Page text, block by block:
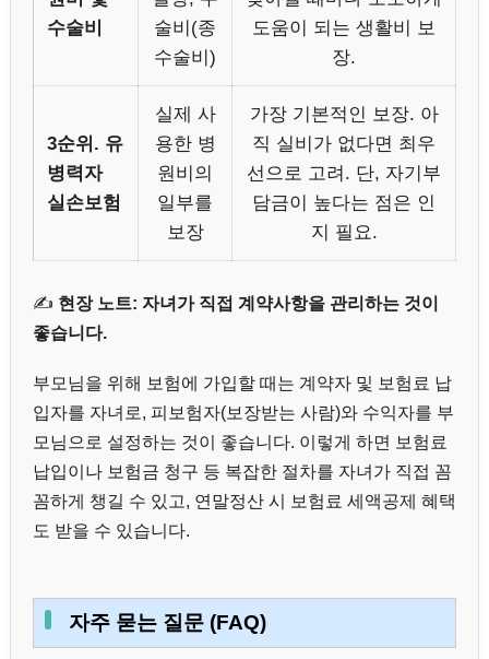
수술비
술비(종
수술비)
도움이 되는 생활비 보
장.
3순위. 유
병력자
실손보험
실제 사
용한 병
원비의
일부를
보장
가장 기본적인 보장. 아
직 실비가 없다면 최우
선으로 고려. 단, 자기부
담금이 높다는 점은 인
지 필요.
✍️ 현장 노트: 자녀가 직접 계약사항을 관리하는 것이
좋습니다.
부모님을 위해 보험에 가입할 때는 계약자 및 보험료 납
입자를 자녀로, 피보험자(보장받는 사람)와 수익자를 부
모님으로 설정하는 것이 좋습니다. 이렇게 하면 보험료
납입이나 보험금 청구 등 복잡한 절차를 자녀가 직접 꼼
꼼하게 챙길 수 있고, 연말정산 시 보험료 세액공제 혜택
도 받을 수 있습니다.
자주 묻는 질문 (FAQ)